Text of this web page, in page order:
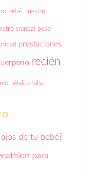
bebé nuestro
craneal peso
prestaciones
recién
pélvico talla
de tu bebé?
para